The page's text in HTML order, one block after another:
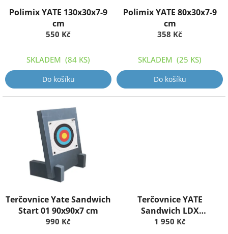
Polimix YATE 130x30x7-9
cm
550 Kč
SKLADEM (84 KS)
Do košíku
Polimix YATE 80x30x7-9
cm
358 Kč
SKLADEM (25 KS)
Do košíku
Terčovnice Yate Sandwich
Start 01 90x90x7 cm
990 Kč
Terčovnice YATE
Sandwich LDX
90x90x14cm
1 950 Kč